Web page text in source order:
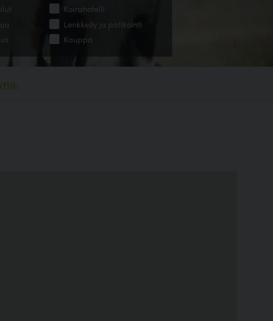
Koirahotelli
Lenkkeily ja patikointi
Kauppa